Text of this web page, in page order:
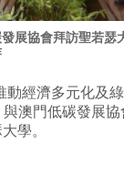
展協會拜訪聖若瑟
動經濟多元化及
澳門低碳發展
學。